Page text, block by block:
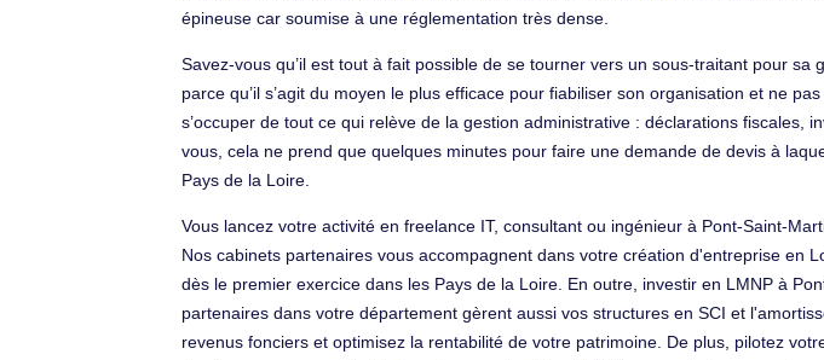
épineuse car soumise à une réglementation très dense.
Savez-vous qu’il est tout à fait possible de se tourner vers un sous-traitant pour
parce qu’il s’agit du moyen le plus efficace pour fiabiliser son organisation et ne
s’occuper de tout ce qui relève de la gestion administrative : déclarations
vous, cela ne prend que quelques minutes pour faire une demande de devis à
Pays de la Loire.
Vous lancez votre activité en freelance IT, consultant ou ingénieur à Pont-Saint-
Nos cabinets partenaires vous accompagnent dans votre création d'entreprise en
dès le premier exercice dans les Pays de la Loire. En outre, investir en LMNP à
partenaires dans votre département gèrent aussi vos structures en SCI et
revenus fonciers et optimisez la rentabilité de votre patrimoine. De plus, pilotez